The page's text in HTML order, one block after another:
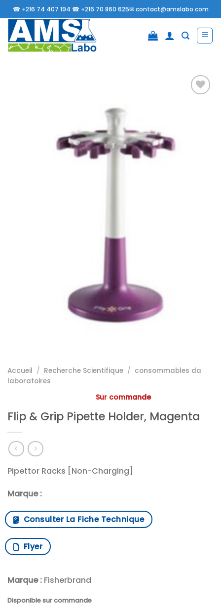
Passer
au
contenu
☎ +216 74 407 194 ☎ +216 70 860 625✉contact@amslabo.com
Accueil / Recherche Scientifique / consommables da
laboratoires
Sur commande
Flip & Grip Pipette Holder, Magenta
Pipettor Racks [Non-Charging]
Marque :
Consulter La Fiche Technique
Flyer
Marque : Fisherbrand
Disponible sur commande